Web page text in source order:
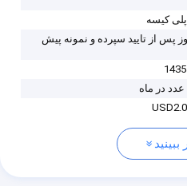
70 روز پس از تایید سپرده و نمونه پیش
ببینید